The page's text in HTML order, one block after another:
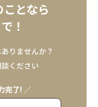
となら
！
りませんか？
ください
完了! ／